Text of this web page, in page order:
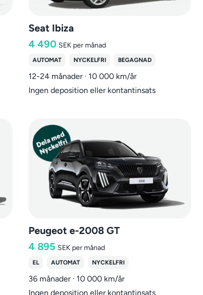
Seat Ibiza
4 490 SEK per månad
AUTOMAT NYCKELFRI BEGAGNAD
12-24 månader · 10 000 km/år
Ingen deposition eller kontantinsats
Peugeot e-2008 GT
4 895 SEK per månad
EL AUTOMAT NYCKELFRI
36 månader · 10 000 km/år
Ingen deposition eller kontantinsats